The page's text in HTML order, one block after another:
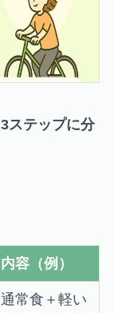
3ステップに分
内容（例）
通常食＋軽い